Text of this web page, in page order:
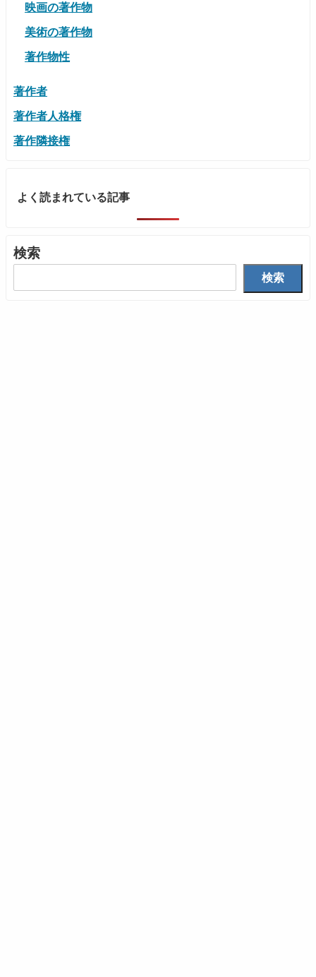
映画の著作物
美術の著作物
著作物性
著作者
著作者人格権
著作隣接権
よく読まれている記事
検索
検索